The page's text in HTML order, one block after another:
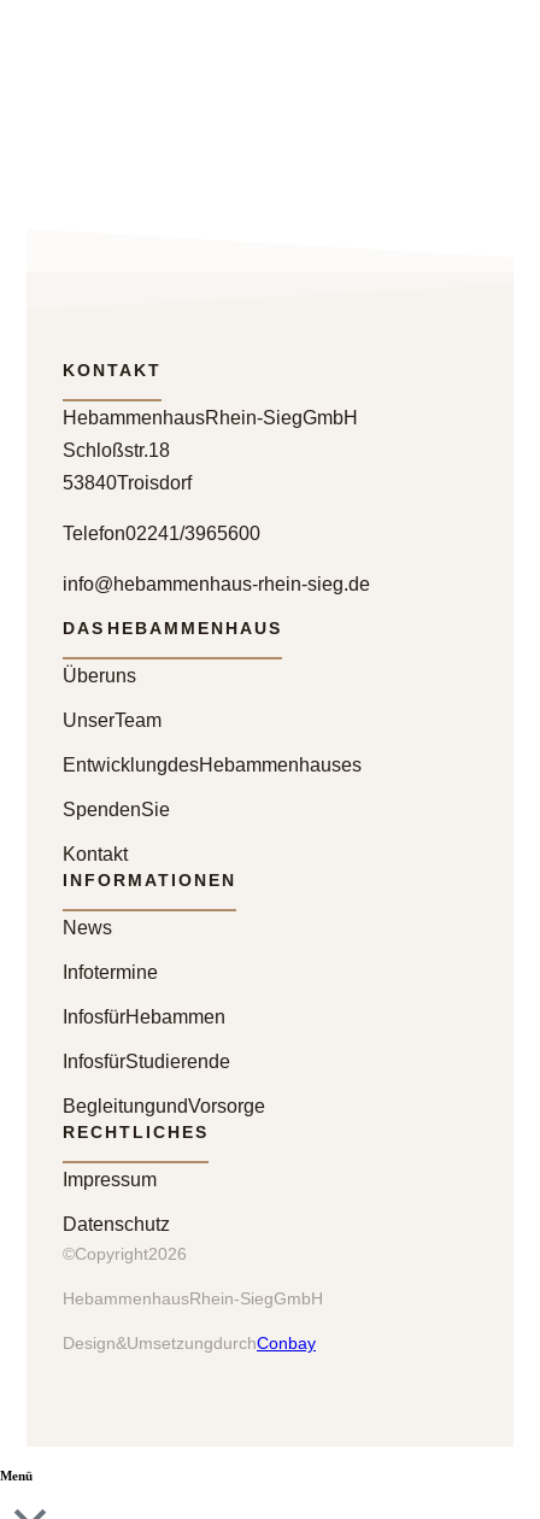
KONTAKT
Hebammenhaus Rhein-Sieg GmbH
Schloßstr. 18
53840 Troisdorf
Telefon 02241 / 396 5600
info@hebammenhaus-rhein-sieg.de
DAS HEBAMMENHAUS
Über uns
Unser Team
Entwicklung des Hebammenhauses
Spenden Sie
Kontakt
INFORMATIONEN
News
Infotermine
Infos für Hebammen
Infos für Studierende
Begleitung und Vorsorge
RECHTLICHES
Impressum
Datenschutz
© Copyright 2026
Hebammenhaus Rhein-Sieg GmbH
Design & Umsetzung durchConbay
Menü